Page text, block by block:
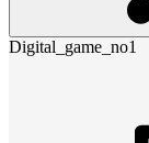
Digital_game_no1